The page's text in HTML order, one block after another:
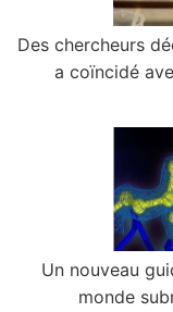
Des chercheurs
a coïncidé
Un nouveau
monde